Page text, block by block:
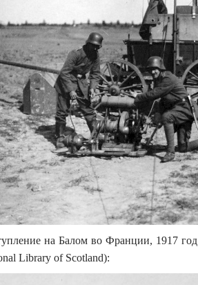
на Балом во Франции, 1917
Library of Scotland):